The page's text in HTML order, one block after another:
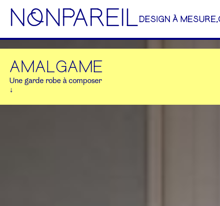
NoNPAREILDESIGN À MESURE,
AMALGAME
Une garde robe à composer
↓